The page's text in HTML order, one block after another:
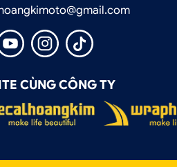
CÙNG CÔNG TY